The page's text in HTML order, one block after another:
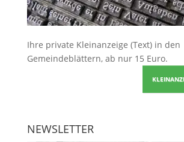
Ihre private Kleinanzeige (Text) in den
Gemeindeblättern, ab nur 15 Euro.
NEWSLETTER